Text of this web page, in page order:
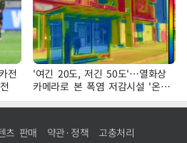
전
'여긴 20도, 저긴 50도'…열화상
카메라로 본 폭염 저감시설 '온도
차'
츠 판매 약관·정책 고충처리